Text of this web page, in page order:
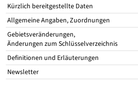
Kürzlich bereitgestellte Daten
Allgemeine Angaben, Zuordnungen
Gebietsveränderungen,
Änderungen zum Schlüsselverzeichnis
Definitionen und Erläuterungen
Newsletter